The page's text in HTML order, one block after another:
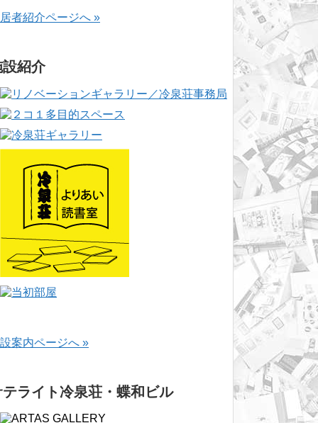
者紹介ページへ »
設紹介
案内ページへ »
テライト冷泉荘・蝶和ビル